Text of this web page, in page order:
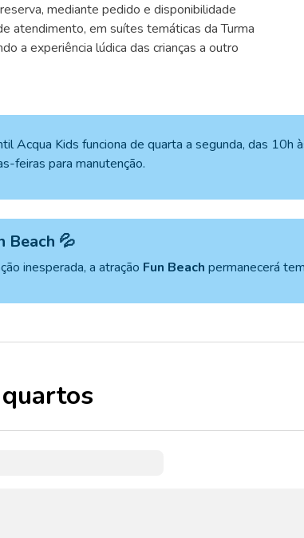
mediante pedido e disponibilidade
atendimento, em suítes temáticas da Turma
a experiência lúdica das crianças a outro
Acqua Kids funciona de quarta a segunda, das 10h
feiras para manutenção.
Beach 💦
inesperada, a atração Fun Beach permanecerá